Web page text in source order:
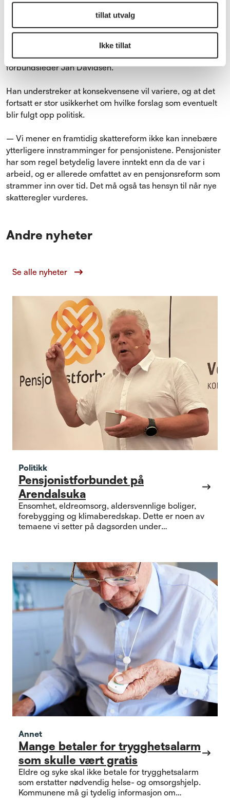
tillat utvalg
Ikke tillat
– Sett under ett vil disse forslagene mest sannsynlig
svekke pensjonistenes økonomi. Det er i hovedsak
arbeidstakere som får skattelettelser, mens mange
pensjonister risikerer økt skatt og høyere avgifter, sier
forbundsleder Jan Davidsen.
Han understreker at konsekvensene vil variere, og at det
fortsatt er stor usikkerhet om hvilke forslag som eventuelt
blir fulgt opp politisk.
– Vi mener en framtidig skattereform ikke kan innebære
ytterligere innstramminger for pensjonistene. Pensjonister
har som regel betydelig lavere inntekt enn da de var i
arbeid, og er allerede omfattet av en pensjonsreform som
strammer inn over tid. Det må også tas hensyn til når nye
skatteregler vurderes.
Andre nyheter
Se alle nyheter
Politikk
Pensjonistforbundet på
Arendalsuka
Ensomhet, eldreomsorg, aldersvennlige boliger,
forebygging og klimaberedskap. Dette er noen av
temaene vi setter på dagsorden under
Annet
Mange betaler for trygghetsalarm
som skulle vært gratis
Eldre og syke skal ikke betale for trygghetsalarm
som erstatter nødvendig helse- og omsorgshjelp.
Kommunene må gi tydelig informasjon om